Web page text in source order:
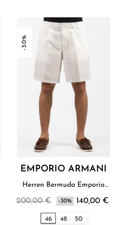
-30%
EMPORIO ARMANI
Herren Bermuda Emporio
200,00 € -30% 140,00 €
46 48 50